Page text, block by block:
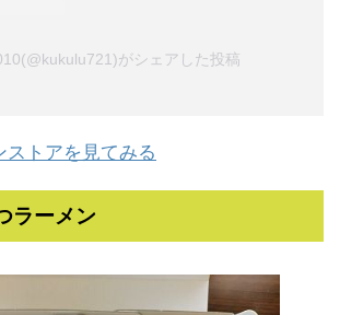
がシェアした投稿
トアを見てみる
ラーメン